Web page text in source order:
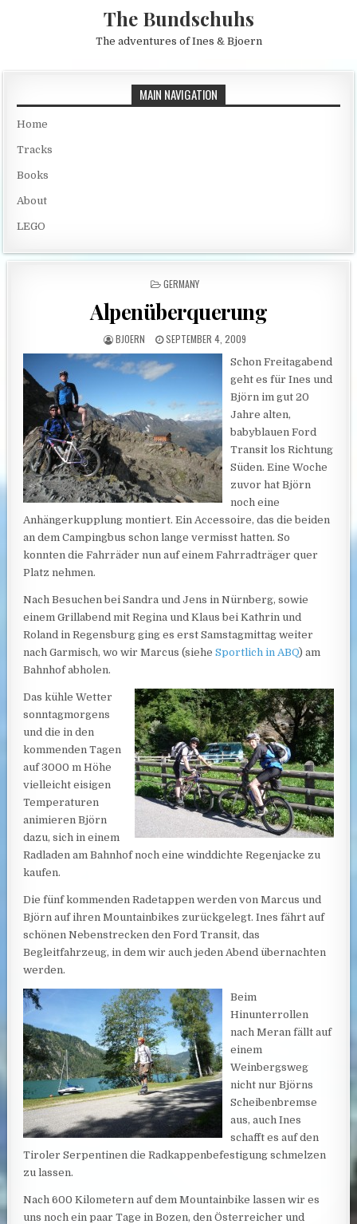
The Bundschuhs
The adventures of Ines & Bjoern
MAIN NAVIGATION
Home
Tracks
Books
About
LEGO
POSTED IN
GERMANY
Alpenüberquerung
AUTHOR:
BJOERN PUBLISHED DATE:
SEPTEMBER 4, 2009
Schon Freitagabend
geht es für Ines und
Björn im gut 20
Jahre alten,
babyblauen Ford
Transit los Richtung
Süden. Eine Woche
zuvor hat Björn
noch eine
Anhängerkupplung montiert. Ein Accessoire, das die beiden
an dem Campingbus schon lange vermisst hatten. So
konnten die Fahrräder nun auf einem Fahrradträger quer
Platz nehmen.
Nach Besuchen bei Sandra und Jens in Nürnberg, sowie
einem Grillabend mit Regina und Klaus bei Kathrin und
Roland in Regensburg ging es erst Samstagmittag weiter
nach Garmisch, wo wir Marcus(sieheSportlich in ABQ) am
Bahnhof abholen.
Das kühle Wetter
sonntagmorgens
und die in den
kommenden Tagen
auf 3000 m Höhe
vielleicht eisigen
Temperaturen
animieren Björn
dazu, sich in einem
Radladen am Bahnhof noch eine winddichte Regenjacke zu
kaufen.
Die fünf kommenden Radetappen werden von Marcus und
Björn auf ihren Mountainbikes zurückgelegt. Ines fährt auf
schönen Nebenstrecken den Ford Transit, das
Begleitfahrzeug, in dem wir auch jeden Abend übernachten
werden.
Beim
Hinunterrollen
nach Meran fällt auf
einem
Weinbergsweg
nicht nur Björns
Scheibenbremse
aus, auch Ines
schafft es auf den
Tiroler Serpentinen die Radkappenbefestigung schmelzen
zu lassen.
Nach 600 Kilometern auf dem Mountainbike lassen wir es
uns noch ein paar Tage in Bozen, den Österreicher und